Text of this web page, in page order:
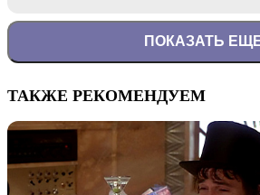
ПОКАЗАТЬ
ТАКЖЕ РЕКОМЕНДУЕМ